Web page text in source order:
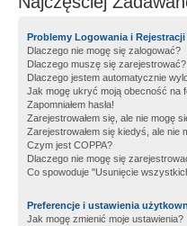
Problemy Logowania i Rejestracji
Dlaczego nie mogę się zalogować?
Dlaczego muszę się zarejestrować?
Dlaczego jestem automatycznie
Jak mogę ukryć moją obecność na
Zapomniałem hasła!
Zarejestrowałem się, ale nie mogę
Zarejestrowałem się kiedyś, ale nie
Czym jest COPPA?
Dlaczego nie mogę się
Co spowoduje "Usunięcie
Preferencje i ustawienia
Jak mogę zmienić moje ustawienia?